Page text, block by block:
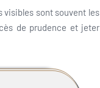
visibles sont souvent les
de prudence et jeter